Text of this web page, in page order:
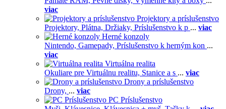
viac
Projektory a príslušenstvo
Projektory, Plátna, Držiaky, Príslušenstvo k p ... viac
Herné konzoly
Nintendo, Gamepady, Príslušenstvo k herným kon ...
viac
Virtuálna realita
Okuliare pre Virtuálnu realitu, Stanice a s ... viac
Drony a príslušenstvo
Drony, ... viac
PC Príslušenstvo